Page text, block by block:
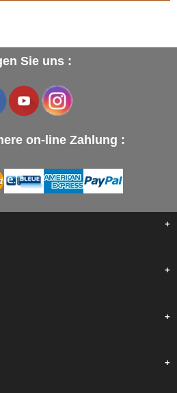
Sie uns :
on-line Zahlung :
+
+
+
+